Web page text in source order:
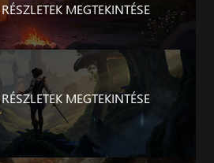
RÉSZLETEK MEGTEKINTÉSE
RÉSZLETEK MEGTEKINTÉSE